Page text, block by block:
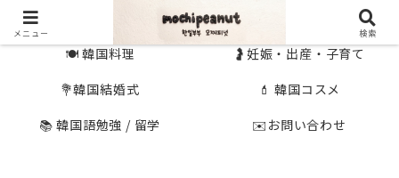
🍽 韓国料理
🤰妊娠・出産・子育て
💐韓国結婚式
💄 韓国コスメ
📚 韓国語勉強 / 留学
✉️お問い合わせ
メニュー 検索